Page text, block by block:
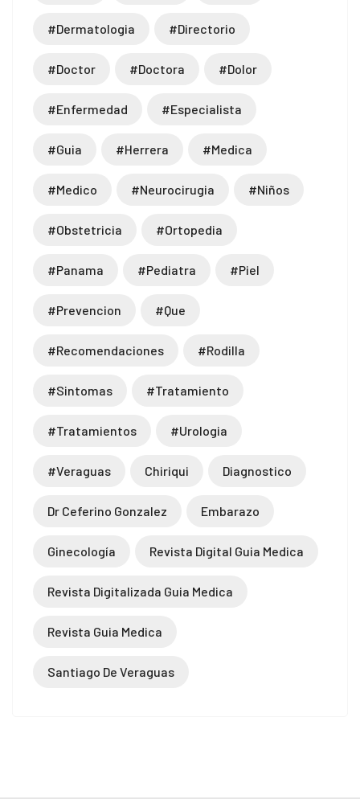
#dermatologia #directorio
#doctor #doctora #dolor
#enfermedad #especialista
#guia #herrera #medica
#medico #neurocirugia #niños
#obstetricia #ortopedia
#panama #pediatra #piel
#prevencion #que
#recomendaciones #rodilla
#sintomas #tratamiento
#tratamientos #urologia
#veraguas Chiriqui Diagnostico
Dr Ceferino Gonzalez Embarazo
Ginecología Revista Digital Guia Medica
Revista Digitalizada Guia Medica
Revista Guia Medica
Santiago De Veraguas